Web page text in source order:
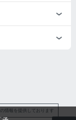
情報を提供しております